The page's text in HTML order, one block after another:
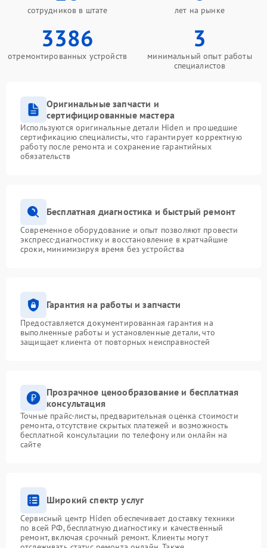
сотрудников в штате лет на рынке
3386
отремонтированных устройств
3
минимальный опыт работы
специалистов
Оригинальные запчасти и
сертифицированные мастера
Используются оригинальные детали Hiden и прошедшие
сертификацию специалисты, что гарантирует корректную
работу после ремонта и сохранение гарантийных
обязательств
Бесплатная диагностика и быстрый ремонт
Современное оборудование и опыт позволяют провести
экспресс-диагностику и восстановление в кратчайшие
сроки, минимизируя время без устройства
Гарантия на работы и запчасти
Предоставляется документированная гарантия на
выполненные работы и установленные детали, что
защищает клиента от повторных неисправностей
Прозрачное ценообразование и бесплатная
консультация
Точные прайс-листы, предварительная оценка стоимости
ремонта, отсутствие скрытых платежей и возможность
бесплатной консультации по телефону или онлайн на
сайте
Широкий спектр услуг
Сервисный центр Hiden обеспечивает доставку техники
по всей РФ, бесплатную диагностику и качественный
ремонт, включая срочный ремонт. Клиенты могут